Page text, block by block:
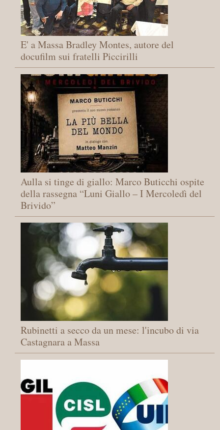
E' a Massa Bradley Montes, autore del
docufilm sui fratelli Piccirilli
Aulla si tinge di giallo: Marco Buticchi ospite
della rassegna “Luni Giallo – I Mercoledì del
Brivido”
Rubinetti a secco da un mese: l'incubo di via
Castagnara a Massa